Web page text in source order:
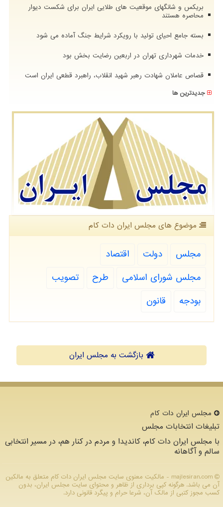
بریکس و شانگهای موقعیت های طلایی ایران برای شکست دیوار
محاصره هستند
بسته جامع احیای تولید با رویکرد شرایط جنگ آماده می شود
خدمات شهرداری تهران در اربعین رضایت بخش بود
قصاص عاملان شهادت رهبر شهید انقلاب، راهبرد قطعی ایران است
جدیدترین ها
موضوع های مجلس ایران دات كام
مجلس دولت
اقتصاد
مجلس شورای اسلامی
طرح
تصویب
بودجه
قانون
بازگشت به مجلس ایران
مجلس ایران دات كام
تبلیغات انتخابات مجلس
با مجلس ایران دات کام، کاندیدا و مردم در کنار هم، در مسیر انتخابی
سالم و آگاهانه
majlesiran.com - مالکیت معنوی سایت مجلس ایران دات كام متعلق به مالکین
آن می باشد. هرگونه کپی برداری از ظاهر و محتوای سایت مجلس ایران، بدون
کسب مجوز کتبی از مالک آن، شرعا حرام و پیگرد قانونی دارد.